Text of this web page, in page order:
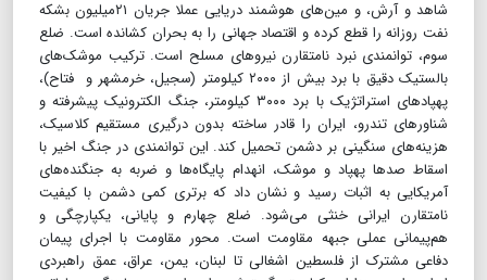
شاهد و آرش، و مین‌های هوشمند دریایی عملا جریان ۲۱میلیون بشکه
نفت روزانه را قطع کرده و اقتصاد جهانی را به بحران کشانده است. ضلع
سوم، توانمندی نبرد نامتقارن نیروهای مسلح است. ترکیب موشک‌های
بالستیک دقیق با برد بیش از ۲۰۰۰ کیلومتر (سجیل، خرمشهر و فتاح)،
پهپادهای استراتژیک با برد ۳۰۰۰ کیلومتر، جنگ الکترونیک پیشرفته و
شناورهای تندرو، ایران را قادر ساخته بدون درگیری مستقیم کلاسیک،
هزینه‌های سنگینی بر دشمن تحمیل کند. این توانمندی در جنگ اخیر با
اسقاط صدها پهپاد و موشک، انهدام پایگاه‌ها و ضربه به جنگنده‌های
آمریکایی به اثبات رسید و نشان داد که برتری کمی دشمن با کیفیت
نامتقارن ایرانی خنثی می‌شود. ضلع چهارم و پایانی، یکپارچگی و
هم‌پیمانی عملی جبهه مقاومت است. محور مقاومت با اجرای پیمان
دفاعی مشترک از فلسطین اشغالی تا لبنان، یمن، عراق، عمق راهبردی